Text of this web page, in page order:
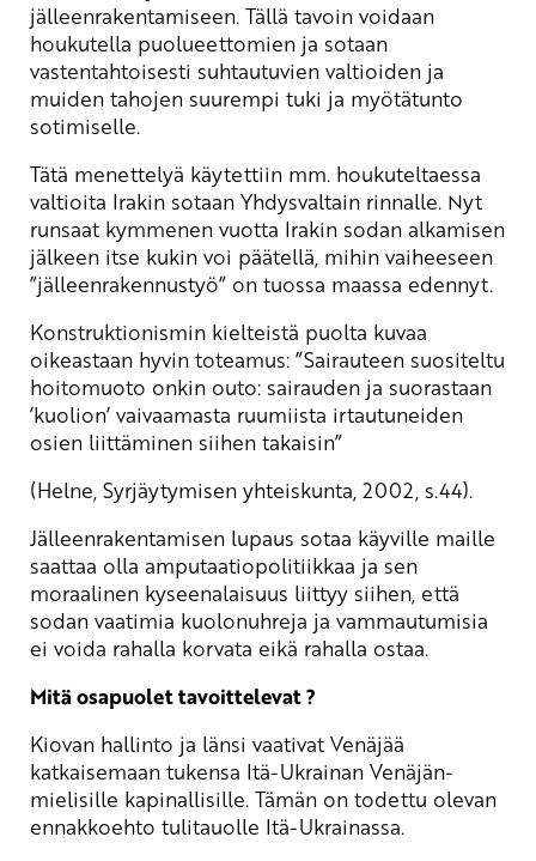
jälleenrakentamiseen. Tällä tavoin voidaan
houkutella puolueettomien ja sotaan
vastentahtoisesti suhtautuvien valtioiden ja
muiden tahojen suurempi tuki ja myötätunto
sotimiselle.
Tätä menettelyä käytettiin mm. houkuteltaessa
valtioita Irakin sotaan Yhdysvaltain rinnalle. Nyt
runsaat kymmenen vuotta Irakin sodan alkamisen
jälkeen itse kukin voi päätellä, mihin vaiheeseen
”jälleenrakennustyö” on tuossa maassa edennyt.
Konstruktionismin kielteistä puolta kuvaa
oikeastaan hyvin toteamus: ”Sairauteen suositeltu
hoitomuoto onkin outo: sairauden ja suorastaan
’kuolion’ vaivaamasta ruumiista irtautuneiden
osien liittäminen siihen takaisin”
(Helne, Syrjäytymisen yhteiskunta, 2002, s.44).
Jälleenrakentamisen lupaus sotaa käyville maille
saattaa olla amputaatiopolitiikkaa ja sen
moraalinen kyseenalaisuus liittyy siihen, että
sodan vaatimia kuolonuhreja ja vammautumisia
ei voida rahalla korvata eikä rahalla ostaa.
Mitä osapuolet tavoittelevat ?
Kiovan hallinto ja länsi vaativat Venäjää
katkaisemaan tukensa Itä-Ukrainan Venäjän-
mielisille kapinallisille. Tämän on todettu olevan
ennakkoehto tulitauolle Itä-Ukrainassa.